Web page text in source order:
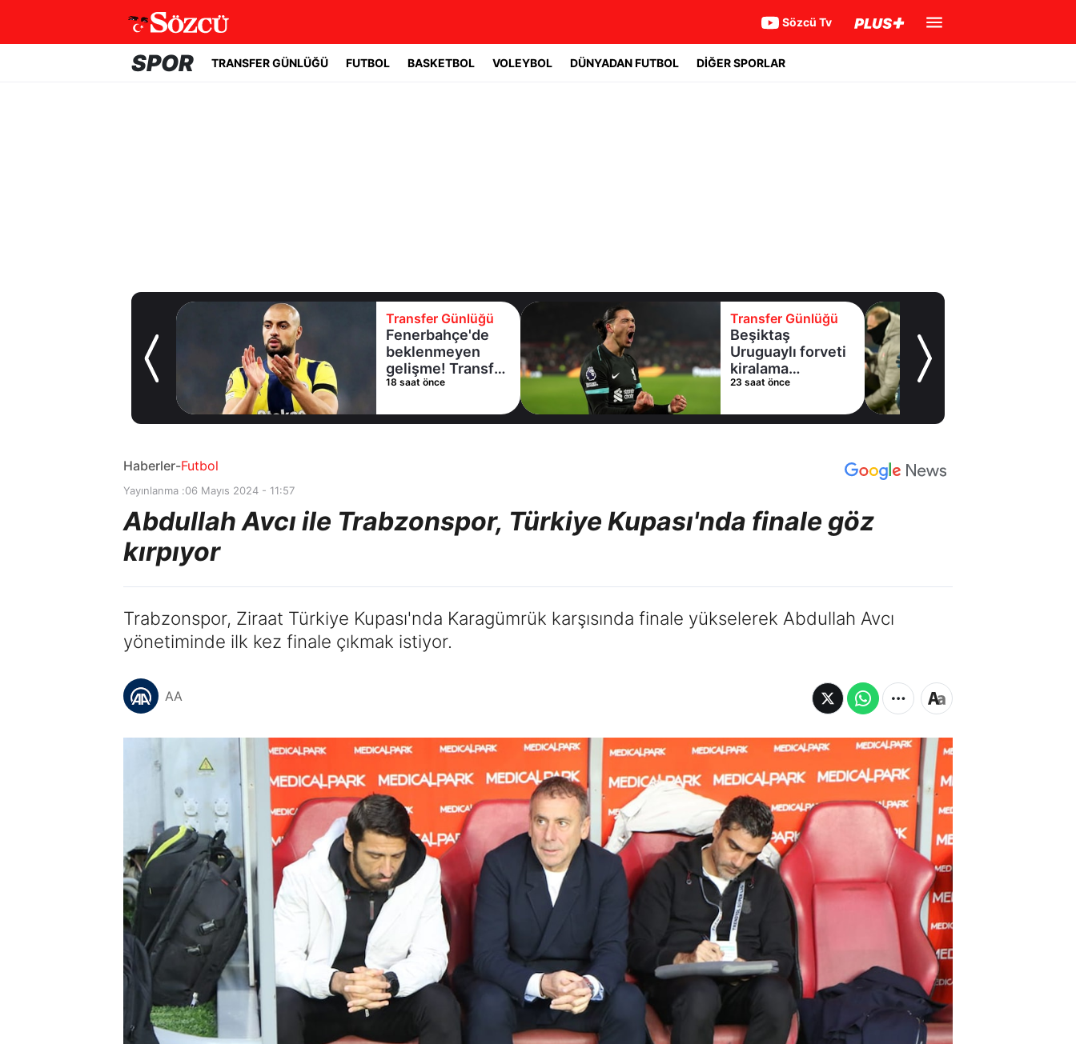
Sözcü Tv
SPOR TRANSFER GÜNLÜĞÜ FUTBOL BASKETBOL VOLEYBOL DÜNYADAN FUTBOL DİĞER SPORLAR
Salah'a kavuştu!
Transfer Günlüğü
Fenerbahçe'de
beklenmeyen
gelişme! Transfer
iptal oldu
18 saat önce
Transfer Günlüğü
Beşiktaş
Uruguaylı forveti
kiralama
konusunda Al
Adım adım Nunez
23 saat önce
Haberler-Futbol
Yayınlanma :06 Mayıs 2024 - 11:57
Abdullah Avcı ile Trabzonspor, Türkiye Kupası'nda finale göz
kırpıyor
Trabzonspor, Ziraat Türkiye Kupası'nda Karagümrük karşısında finale yükselerek Abdullah Avcı
yönetiminde ilk kez finale çıkmak istiyor.
AA